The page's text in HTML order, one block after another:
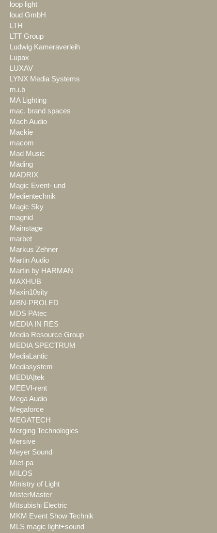
loop light
loud GmbH
LTH
LTT Group
Ludwig Kameraverleih
Lupax
LUXAV
LYNX Media Systems
m.i.b
MA Lighting
mac. brand spaces
Mach Audio
Mackie
macom
Mad Music
Mäding
MADRIX
Magic Event- und
Medientechnik
Magic Sky
magnid
Mainstage
marbet
Markus Zehner
Martin Audio
Martin by HARMAN
MAXHUB
Maxin10sity
MBN-PROLED
MDS PAtec
MEDIA IN RES
Media Resource Group
MEDIA SPECTRUM
MediaLantic
Mediasystem
MEDIA|tek
MEEVI-rent
Mega Audio
Megaforce
MEGATECH
Merging Technologies
Mersive
Meyer Sound
Miet-pa
MILOS
Ministry of Light
MisterMaster
Mitsubishi Electric
MKM Event Show Technik
MLS magic light+sound